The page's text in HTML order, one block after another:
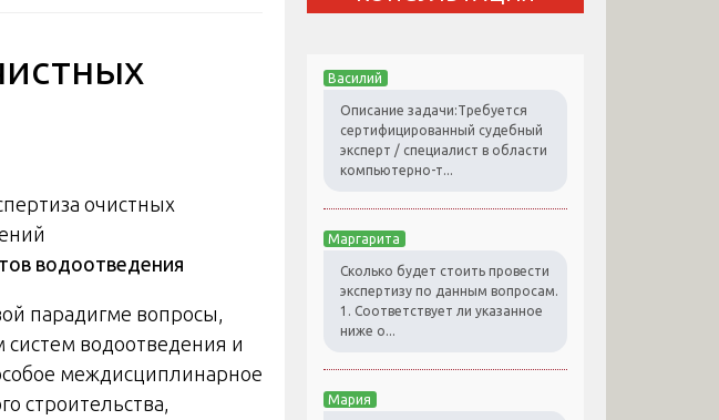
водоотведения
парадигме вопросы,
водоотведения и
междисциплинарное
строительства,
Василий
Описание задачи:Требуется
сертифицированный судебный
эксперт / специалист в области
компьютерно-т...
Маргарита
Сколько будет стоить провести
экспертизу по данным вопросам.
1. Соответствует ли указанное
ниже о...
Мария